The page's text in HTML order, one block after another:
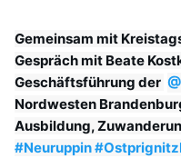
Gemeinsam mit
Gespräch mit Beate
Geschäftsführung der
Nordwesten
#Neuruppin